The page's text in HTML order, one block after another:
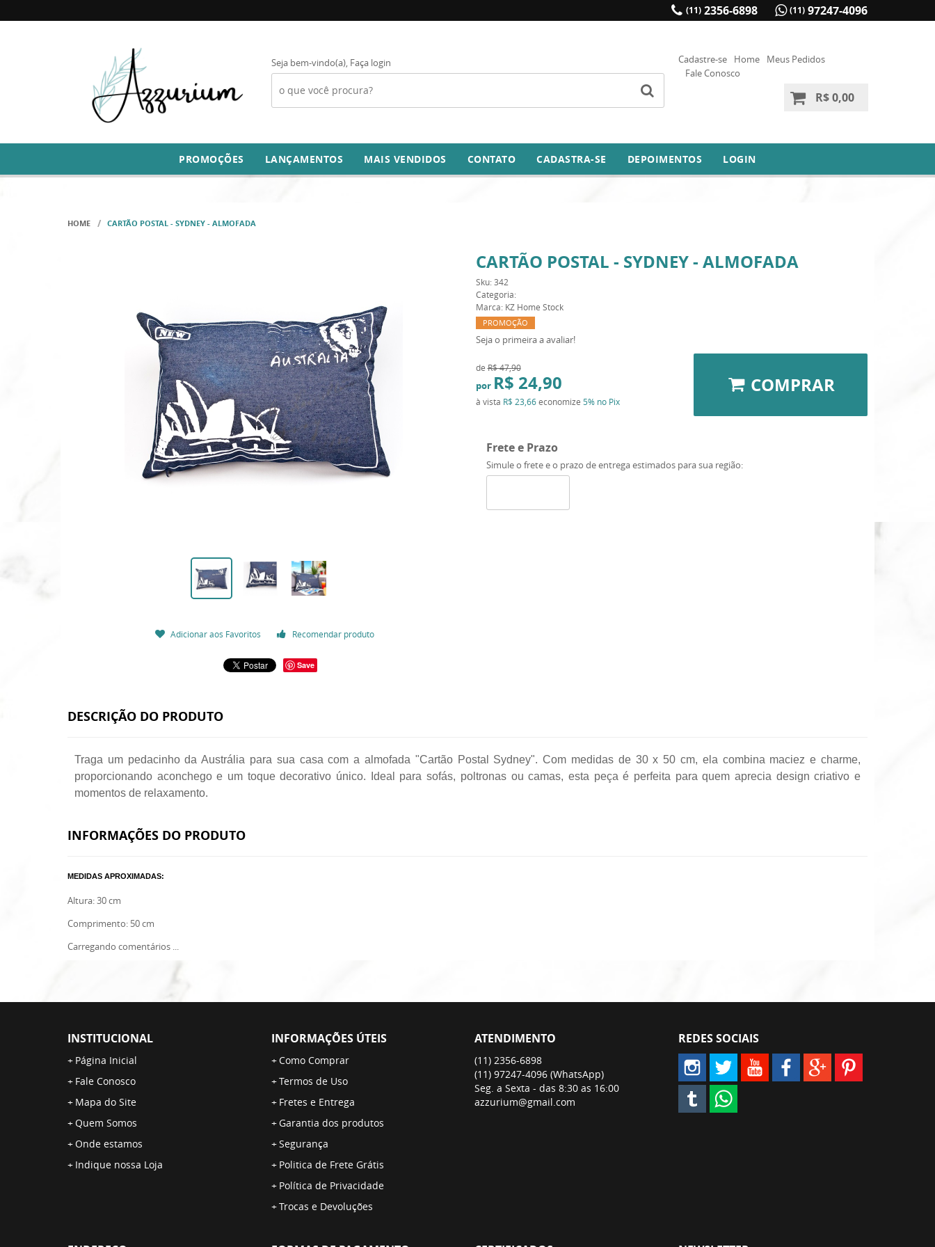
(11) 2356-6898 (11) 97247-4096
Seja bem-vindo(a), Faça login Cadastre-se Home
Meus Pedidos
Fale Conosco
R$ 0,00
PROMOÇÕES LANÇAMENTOS MAIS VENDIDOS CONTATO CADASTRA-SE DEPOIMENTOS LOGIN
HOME CARTÃO POSTAL - SYDNEY - ALMOFADA
Adicionar aos Favoritos Recomendar produto
Save
CARTÃO POSTAL - SYDNEY - ALMOFADA
Sku:342
Categoria:
Marca: KZ Home Stock
PROMOÇÃO
Seja o primeira a avaliar!
de R$ 47,90
por R$ 24,90
à vista R$ 23,66economize 5% no Pix
COMPRAR
Frete e Prazo
Simule o frete e o prazo de entrega estimados para sua região:
DESCRIÇÃO DO PRODUTO
Traga um pedacinho da Austrália para sua casa com a almofada "Cartão Postal Sydney". Com medidas de 30 x 50 cm, ela combina maciez e charme,
proporcionando aconchego e um toque decorativo único. Ideal para sofás, poltronas ou camas, esta peça é perfeita para quem aprecia design criativo e
momentos de relaxamento.
INFORMAÇÕES DO PRODUTO
MEDIDAS APROXIMADAS:
Altura: 30 cm
Comprimento: 50 cm
Carregando comentários ...
INSTITUCIONAL
Página Inicial
Fale Conosco
Mapa do Site
Quem Somos
Onde estamos
Indique nossa Loja
INFORMAÇÕES ÚTEIS
Como Comprar
Termos de Uso
Fretes e Entrega
Garantia dos produtos
Segurança
Politica de Frete Grátis
Política de Privacidade
Trocas e Devoluções
ATENDIMENTO
(11) 2356-6898
(11) 97247-4096 (WhatsApp)
Seg. a Sexta - das 8:30 as 16:00
azzurium@gmail.com
REDES SOCIAIS